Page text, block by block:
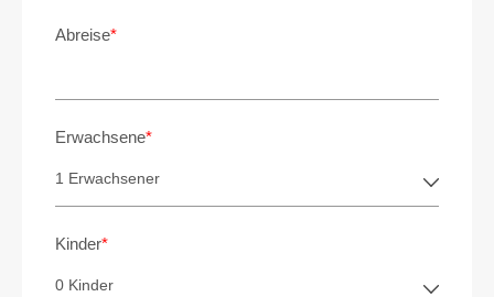
Abreise*
Erwachsene*
Kinder*